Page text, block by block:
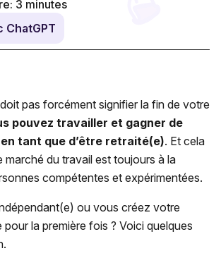
3 minutes
ChatGPT
pas forcément signifier la fin de votre
pouvez travailler et gagner de
tant que d’être retraité(e). Et cela
marché du travail est toujours à la
compétentes et expérimentées.
ou vous créez votre
pour la première fois ? Voici quelques